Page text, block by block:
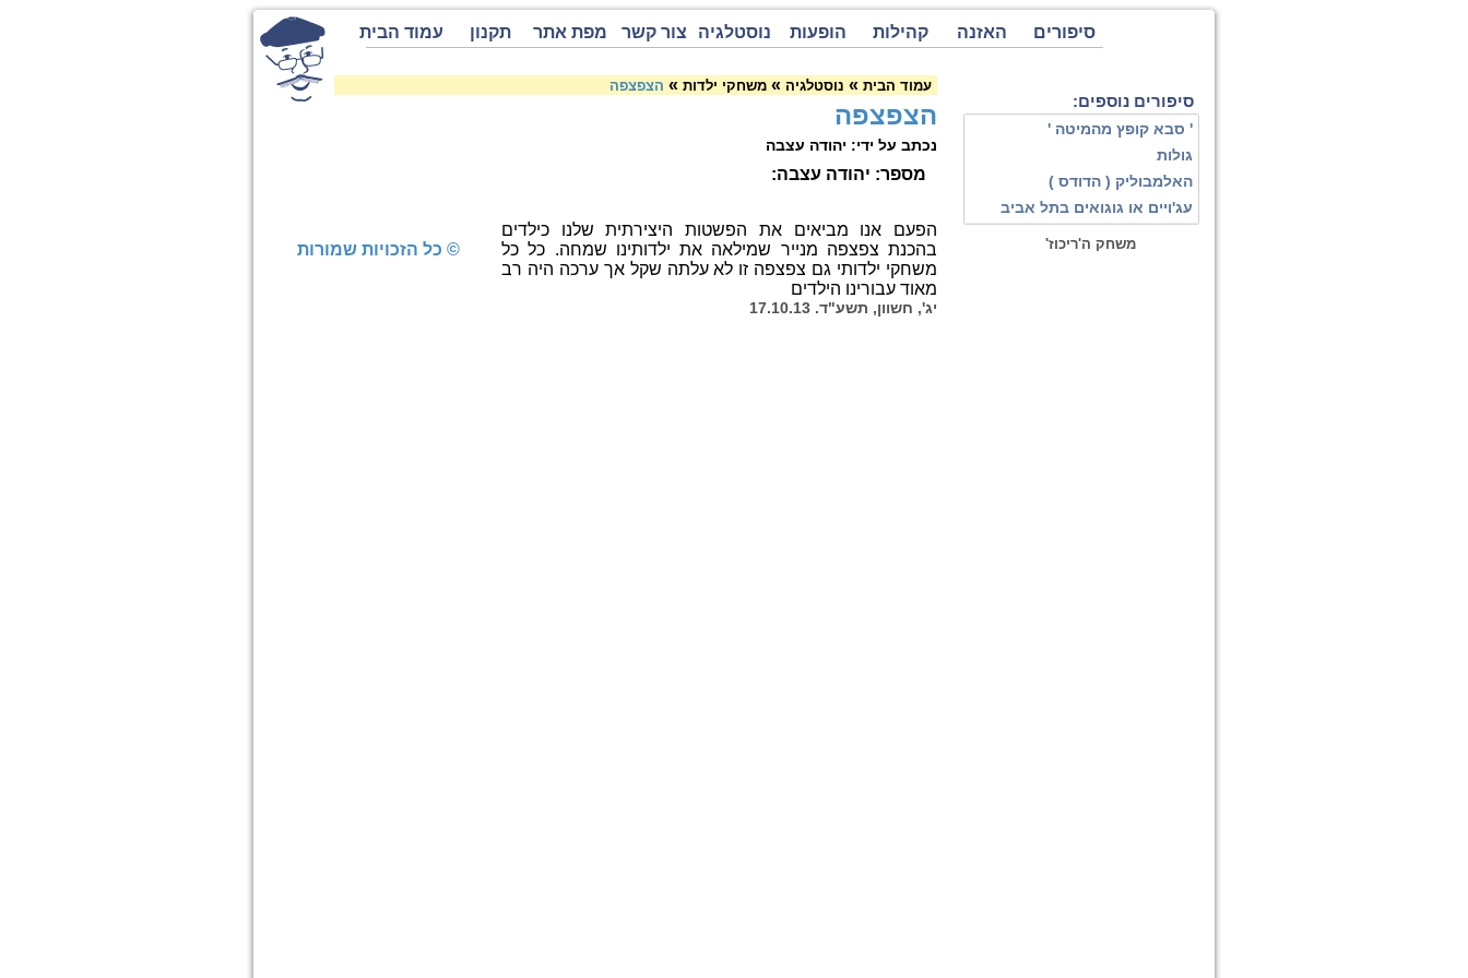
סיפורים האזנה קהילות הופעות נוסטלגיה צור קשר מפת אתר תקנון עמוד הבית
סיפורים נוספים:
' סבא קופץ מהמיטה '
גולות
האלמבוליק ( הדודס )
עג'ויים או גוגואים בתל אביב
משחק ה'ריכוז'
עמוד הבית » נוסטלגיה » משחקי ילדות » הצפצפה
הצפצפה
נכתב על ידי: יהודה עצבה
מספר: יהודה עצבה:
הפעם אנו מביאים את הפשטות היצירתית שלנו כילדים
בהכנת צפצפה מנייר שמילאה את ילדותינו שמחה. כל כל
משחקי ילדותי גם צפצפה זו לא עלתה שקל אך ערכה היה רב
מאוד עבורינו הילדים
© כל הזכויות שמורות
יג', חשוון, תשע"ד. 17.10.13